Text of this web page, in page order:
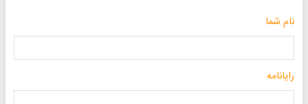
نام شما
رایانامه